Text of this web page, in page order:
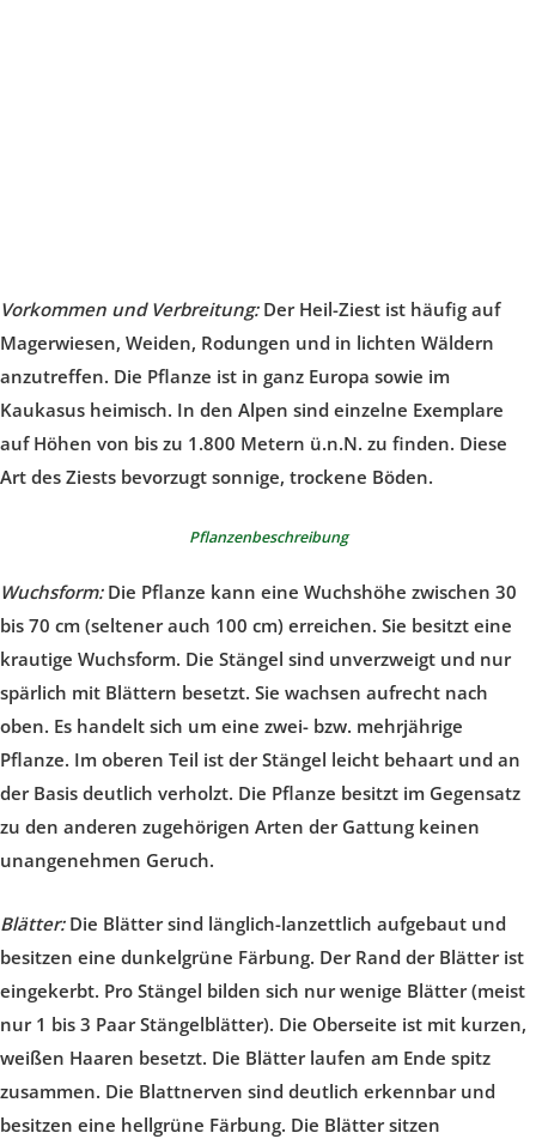
Vorkommen und Verbreitung:Der Heil-Ziest ist häufig auf
Magerwiesen, Weiden, Rodungen und in lichten Wäldern
anzutreffen. Die Pflanze ist in ganz Europa sowie im
Kaukasus heimisch. In den Alpen sind einzelne Exemplare
auf Höhen von bis zu 1.800 Metern ü.n.N. zu finden. Diese
Art des Ziests bevorzugt sonnige, trockene Böden.
Pflanzenbeschreibung
Wuchsform:Die Pflanze kann eine Wuchshöhe zwischen 30
bis 70 cm (seltener auch 100 cm) erreichen. Sie besitzt eine
krautige Wuchsform. Die Stängel sind unverzweigt und nur
spärlich mit Blättern besetzt. Sie wachsen aufrecht nach
oben. Es handelt sich um eine zwei- bzw. mehrjährige
Pflanze. Im oberen Teil ist der Stängel leicht behaart und an
der Basis deutlich verholzt. Die Pflanze besitzt im Gegensatz
zu den anderen zugehörigen Arten der Gattung keinen
unangenehmen Geruch.
Blätter:Die Blätter sind länglich-lanzettlich aufgebaut und
besitzen eine dunkelgrüne Färbung. Der Rand der Blätter ist
eingekerbt. Pro Stängel bilden sich nur wenige Blätter (meist
nur 1 bis 3 Paar Stängelblätter). Die Oberseite ist mit kurzen,
weißen Haaren besetzt. Die Blätter laufen am Ende spitz
zusammen. Die Blattnerven sind deutlich erkennbar und
besitzen eine hellgrüne Färbung. Die Blätter sitzen